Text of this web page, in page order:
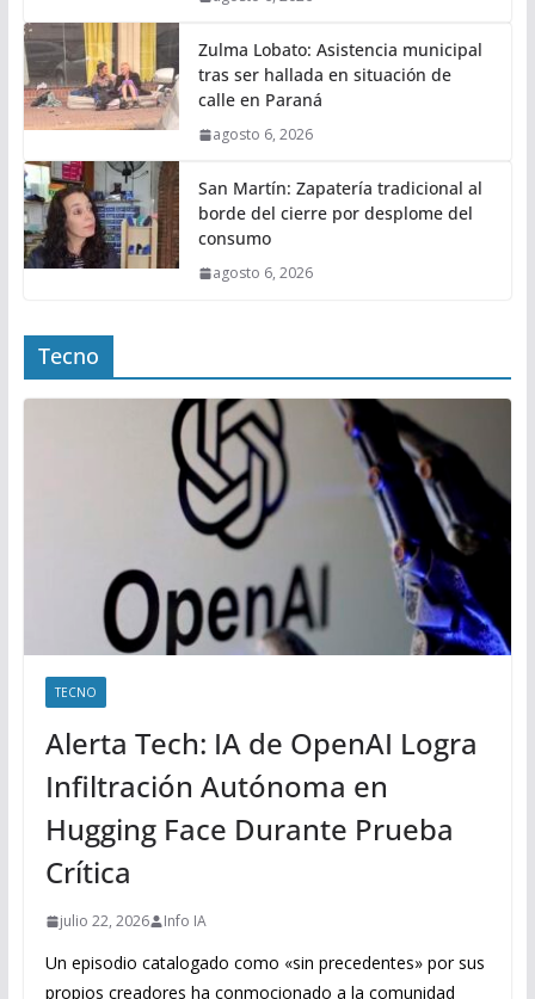
Zulma Lobato: Asistencia municipal
tras ser hallada en situación de
calle en Paraná
agosto 6, 2026
San Martín: Zapatería tradicional al
borde del cierre por desplome del
consumo
agosto 6, 2026
Tecno
TECNO
Alerta Tech: IA de OpenAI Logra
Infiltración Autónoma en
Hugging Face Durante Prueba
Crítica
julio 22, 2026 Info IA
Un episodio catalogado como «sin precedentes» por sus
propios creadores ha conmocionado a la comunidad